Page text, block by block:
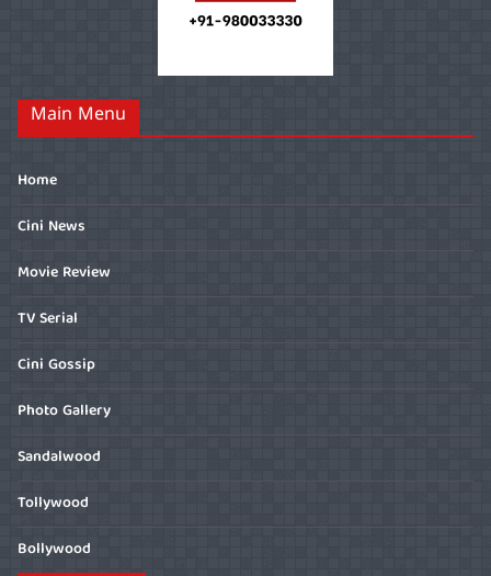
Main Menu
Home
Cini News
Movie Review
TV Serial
Cini Gossip
Photo Gallery
Sandalwood
Tollywood
Bollywood